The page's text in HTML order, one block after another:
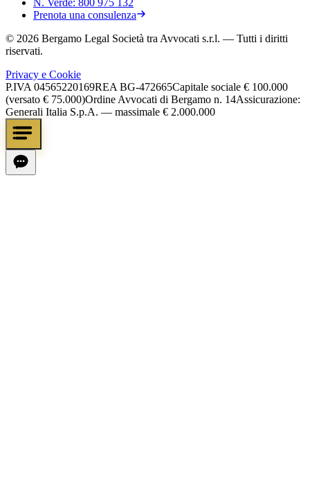
N. Verde: 800 975 132
Prenota una consulenza
© 2026 Bergamo Legal Società tra Avvocati s.r.l. — Tutti i diritti
riservati.
Privacy e Cookie
P.IVA 04565220169REA BG-472665Capitale sociale € 100.000
(versato € 75.000)Ordine Avvocati di Bergamo n. 14Assicurazione:
Generali Italia S.p.A. — massimale € 2.000.000